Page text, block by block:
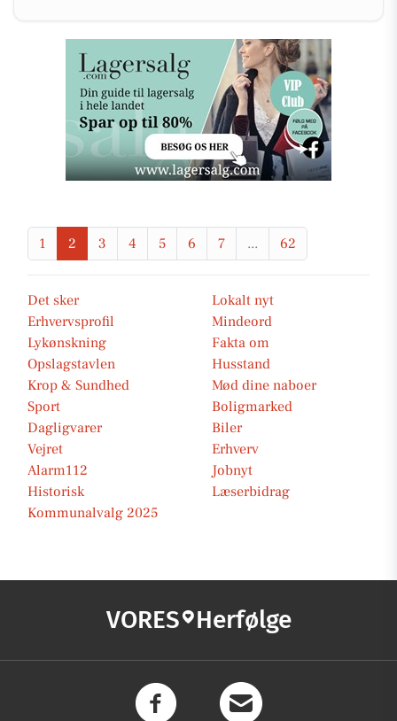
1 2 3 4 5 6 7 ... 62
Det sker
Lokalt nyt
Erhvervsprofil
Mindeord
Lykønskning
Fakta om
Opslagstavlen
Husstand
Krop & Sundhed
Mød dine naboer
Sport
Boligmarked
Dagligvarer
Biler
Vejret
Erhverv
Alarm112
Jobnyt
Historisk
Læserbidrag
Kommunalvalg 2025
VORES Herfølge